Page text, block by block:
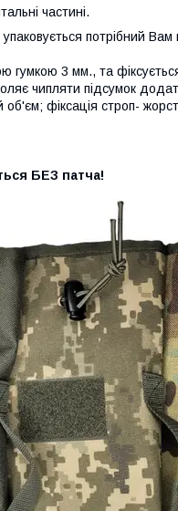
частині.
потрібний
гумкою 3 мм., та
чипляти підсумок
фіксація строп-
БЕЗ патча!